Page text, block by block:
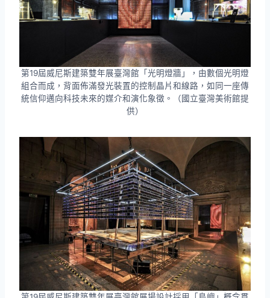
第19屆威尼斯建築雙年展臺灣館「光明燈牆」，由數個光明燈
組合而成，背面佈滿發光裝置的控制晶片和線路，如同一座傳
統信仰邁向科技未來的媒介和演化象徵。（國立臺灣美術館提
供）